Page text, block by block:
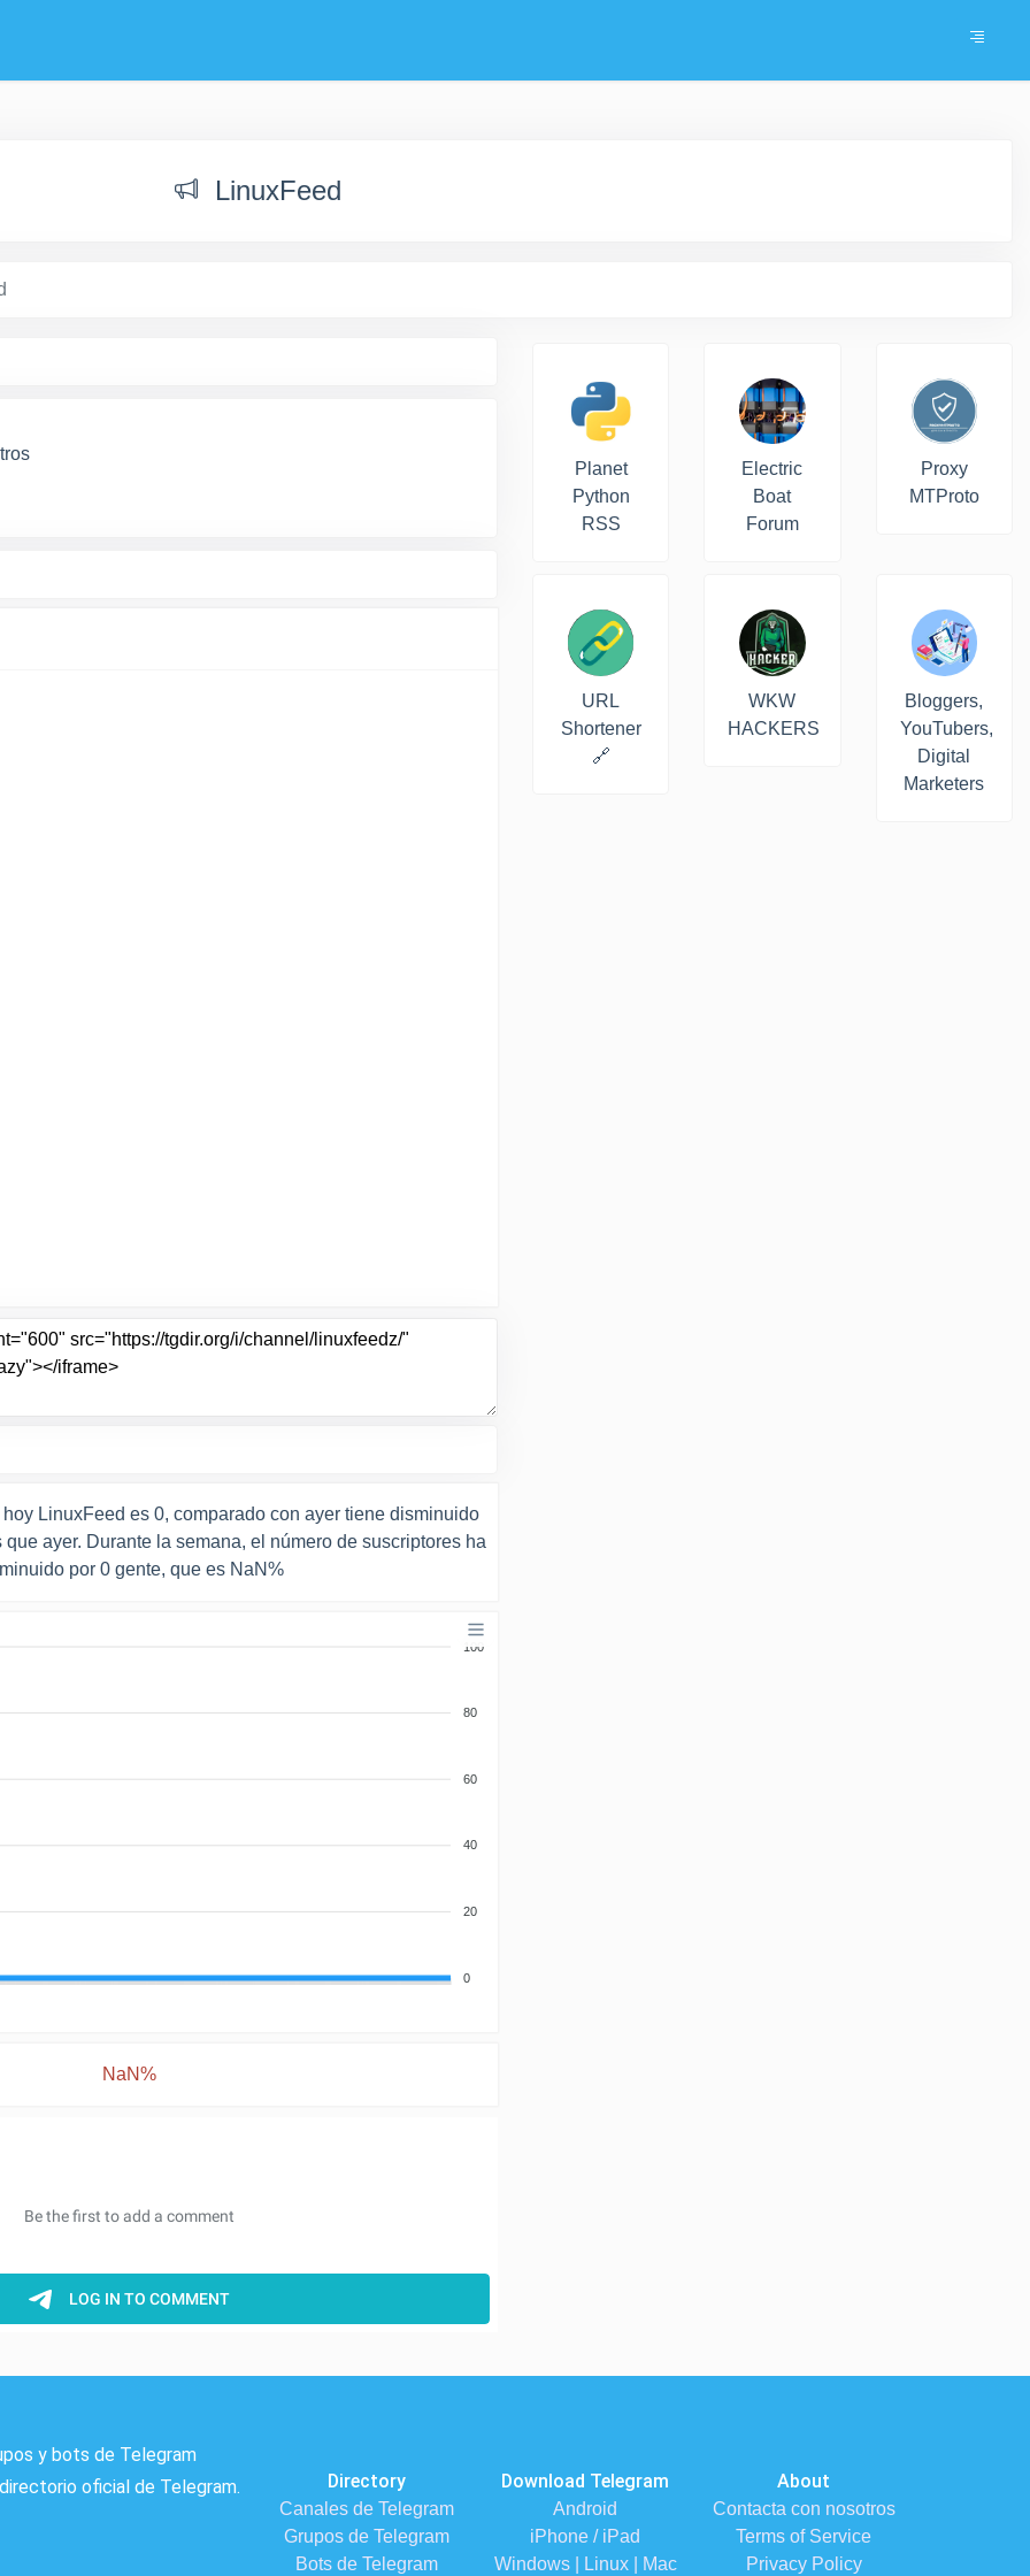
LinuxFeed
LinuxFeed es 0, comparado con ayer tiene disminuido
ayer. Durante la semana, el número de suscriptores ha
por 0 gente, que es NaN%
100
80
60
40
20
0
NaN%
Planet
Python
RSS
Electric
Boat
Forum
Proxy
MTProto
URL
Shortener
🔗
WKW
HACKERS
Bloggers,
YouTubers,
Digital
Marketers
y bots de Telegram
oficial de Telegram.
Directory
Canales de Telegram
Grupos de Telegram
Bots de Telegram
Download Telegram
Android
iPhone / iPad
Windows | Linux | Mac
About
Contacta con nosotros
Terms of Service
Privacy Policy